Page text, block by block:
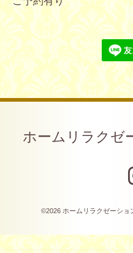
ホームリラクゼ
©2026 ホームリラクゼーショ